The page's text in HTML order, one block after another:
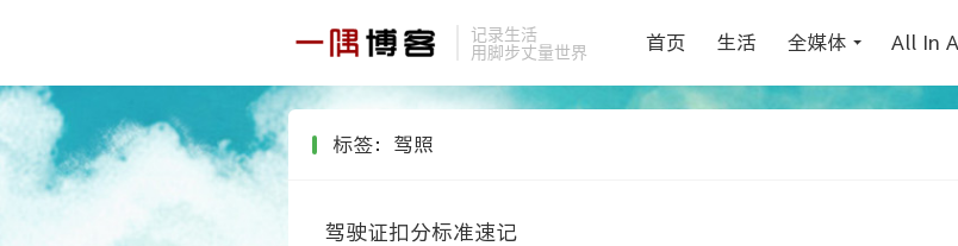
记录生活
用脚步丈量世界
首页 生活 全媒体 All In
标签：驾照
驾驶证扣分标准速记